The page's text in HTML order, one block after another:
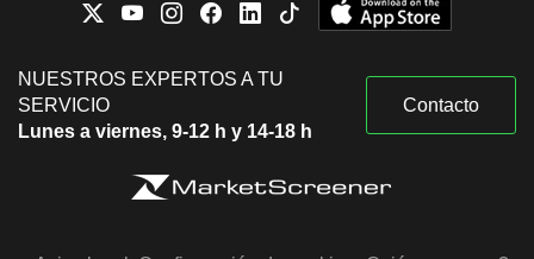
NUESTROS EXPERTOS A TU
SERVICIO
Lunes a viernes, 9-12 h y 14-18 h
Contacto